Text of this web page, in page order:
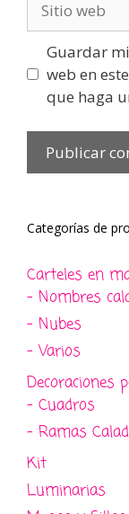
web
Guardar
web en
que haga
Categorías de
Carteles en
- Nombres
- Nubes
- Varios
Decoraciones
- Cuadros
- Ramas
Kit
Luminarias